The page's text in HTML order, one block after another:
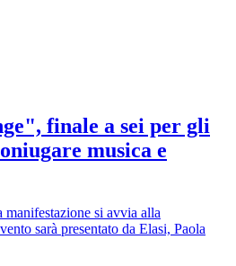
finale a sei per gli
musica e
manifestazione si avvia alla
sarà presentato da Elasi, Paola